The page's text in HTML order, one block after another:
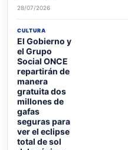
28/07/2026
CULTURA
El Gobierno y
el Grupo
Social ONCE
repartirán de
manera
gratuita dos
millones de
gafas
seguras para
ver el eclipse
total de sol